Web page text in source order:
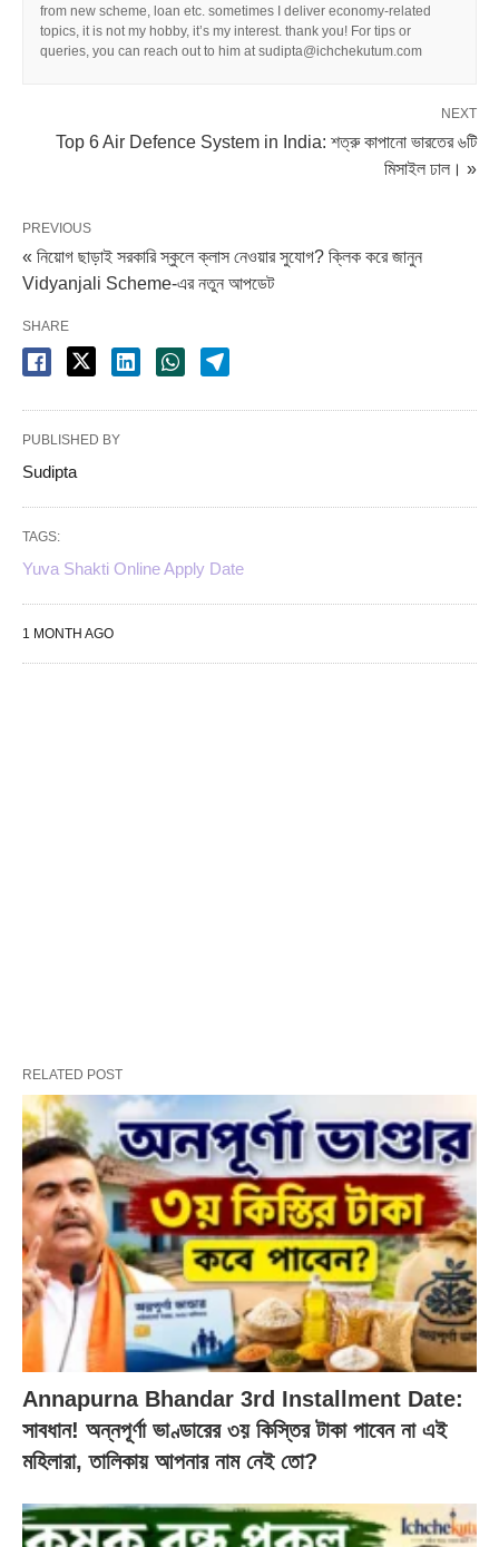
from new scheme, loan etc. sometimes I deliver economy-related
topics, it is not my hobby, it’s my interest. thank you! For tips or
queries, you can reach out to him at sudipta@ichchekutum.com
NEXT
Top 6 Air Defence System in India: শত্রু কাপানো ভারতের ৬টি
মিসাইল ঢাল। »
PREVIOUS
« নিয়োগ ছাড়াই সরকারি স্কুলে ক্লাস নেওয়ার সুযোগ? ক্লিক করে জানুন
Vidyanjali Scheme-এর নতুন আপডেট
SHARE
PUBLISHED BY
Sudipta
TAGS:
Yuva Shakti Online Apply Date
1 MONTH AGO
RELATED POST
Annapurna Bhandar 3rd Installment Date:
সাবধান! অন্নপূর্ণা ভাণ্ডারের ৩য় কিস্তির টাকা পাবেন না এই
মহিলারা, তালিকায় আপনার নাম নেই তো?